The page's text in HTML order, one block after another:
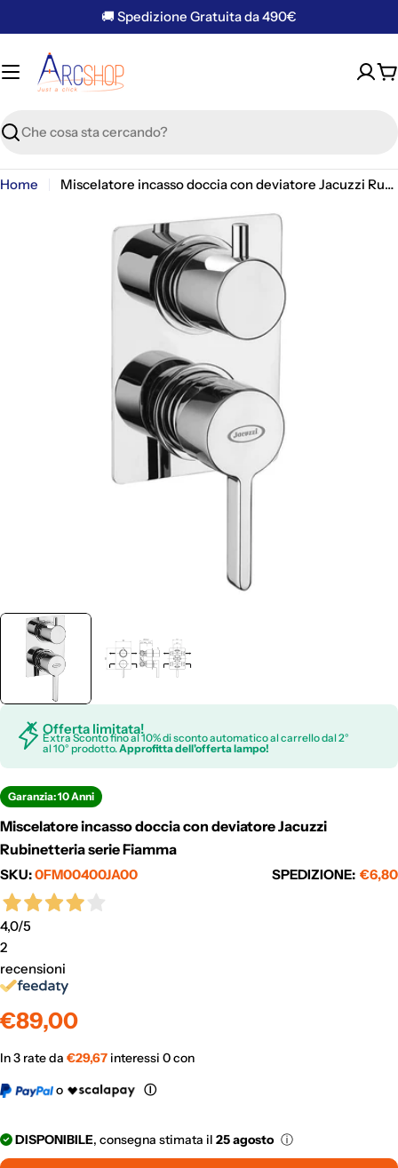
al
contenuto
🚚 Spedizione Gratuita da 490€
Ricerca
Home Miscelatore incasso doccia con deviatore Jacuzzi Rubinetteria serie Fiamma
supporto 0 in modalità modale
Offerta limitata!
Extra Sconto fino al 10% di sconto automatico al carrello dal 2°
al 10° prodotto.Approfitta dell'offerta lampo!
Garanzia: 10 Anni
Miscelatore incasso doccia con deviatore Jacuzzi
Rubinetteria serie Fiamma
SKU:0FM00400JA00 SPEDIZIONE: €6,80
4,0/5
2
recensioni
Prezzo
€89,00
In 3 rate da €29,67 interessi 0 con
o
Ⓘ
DISPONIBILE, consegna stimata il 25 agosto ⓘ